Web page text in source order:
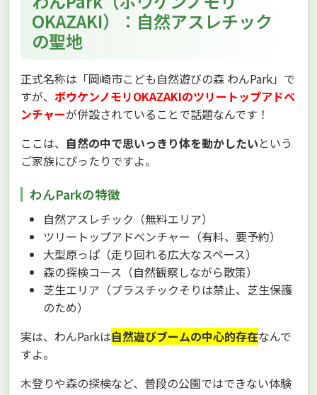
OKAZAKI）：自然アスレチック
の聖地
正式名称は「岡崎市こども自然遊びの森 わんPark」で
すが、 ボウケンノモリOKAZAKIのツリートップアドベ
ンチャーが併設されていることで話題なんです！
ここは、 自然の中で思いっきり体を動かしたいという
ご家族にぴったりですよ。
わんParkの特徴
自然アスレチック（無料エリア）
ツリートップアドベンチャー（有料、要予約）
大型原っぱ（走り回れる広大なスペース）
森の探検コース（自然観察しながら散策）
芝生エリア（プラスチックそりは禁止、芝生保護
のため）
実は、わんParkは自然遊びブームの中心的存在なんで
すよ。
木登りや森の探検など、普段の公園ではできない体験